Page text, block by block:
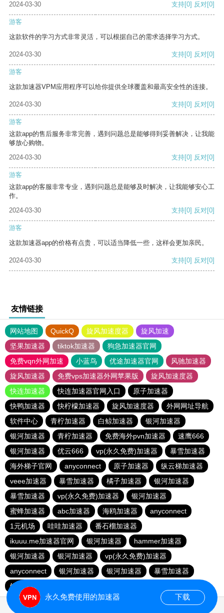
2024-03-30
支持[0] 反对[0]
游客
这款软件的学习方式非常灵活，可以根据自己的需求选择学习方式。
2024-03-30 支持[0] 反对[0]
游客
这款加速器VPM应用程序可以给你提供全球覆盖和最高安全性的连接。
2024-03-30 支持[0] 反对[0]
游客
这款app的售后服务非常完善，遇到问题总是能够得到妥善解决，让我能
够放心购物。
2024-03-30
支持[0] 反对[0]
游客
这款app的客服非常专业，遇到问题总是能够及时解决，让我能够安心工
作。
2024-03-30
支持[0] 反对[0]
游客
这款加速器app的价格有点贵，可以适当降低一些，这样会更加亲民。
2024-03-30 支持[0] 反对[0]
友情链接
网站地图 QuickQ 旋风加速度器
旋风加速
坚果加速器
tiktok加速器
狗急加速器官网
免费vqn外网加速
小蓝鸟 优途加速器官网
风驰加速器
旋风加速器
免费vps加速器外网苹果版
旋风加速度器
快连加速器
快连加速器官网入口
原子加速器
快鸭加速器
快柠檬加速器 旋风加速度器
外网网址导航
软件中心
青柠加速器 白鲸加速器
银河加速器
银河加速器
青柠加速器 免费海外pvn加速器
速鹰666
银河加速器
优云666 vp(永久免费)加速器
暴雪加速器
海外梯子官网
anyconnect 原子加速器
纵云梯加速器
veee加速器
暴雪加速器 橘子加速器
银河加速器
暴雪加速器
vp(永久免费)加速器
银河加速器
蜜蜂加速器
abc加速器 海鸥加速器
anyconnect
1元机场
哇哇加速器
番石榴加速器
ikuuu.me加速器官网
银河加速器
hammer加速器
银河加速器
银河加速器
vp(永久免费)加速器
anyconnect
银河加速器 银河加速器
暴雪加速器
银河加速器
永久免费使用的加速器 下载